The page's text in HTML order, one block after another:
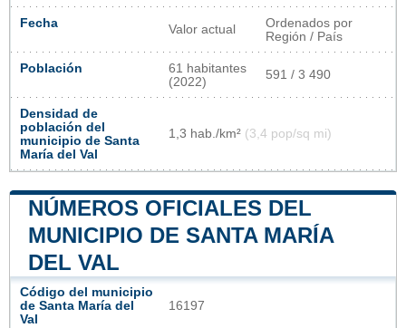
Fecha Valor actual
Ordenados por
Región / País
Población
61 habitantes
(2022)
591 / 3 490
Densidad de
población del
municipio de Santa
María del Val
1,3 hab./km² (3,4 pop/sq mi)
NÚMEROS OFICIALES DEL
MUNICIPIO DE SANTA MARÍA
DEL VAL
Código del municipio
de Santa María del
Val
16197